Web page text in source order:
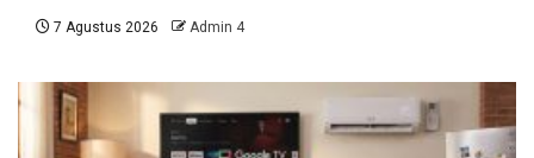
7 Agustus 2026 Admin 4